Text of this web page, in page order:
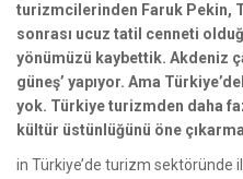
turizmcilerinden Faruk Pekin,
sonrası ucuz tatil cenneti
yönümüzü kaybettik. Akdeniz
güneş’ yapıyor. Ama
yok. Türkiye turizmden daha
kültür üstünlüğünü öne
in Türkiye’de turizm sektöründe